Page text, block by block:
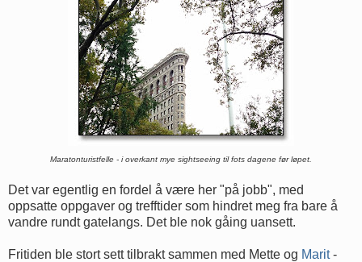
Maratonturistfelle - i overkant mye sightseeing til fots dagene før løpet.
Det var egentlig en fordel å være her "på jobb", med
oppsatte oppgaver og trefftider som hindret meg fra bare å
vandre rundt gatelangs. Det ble nok gåing uansett.
Fritiden ble stort sett tilbrakt sammen med Mette og Marit-